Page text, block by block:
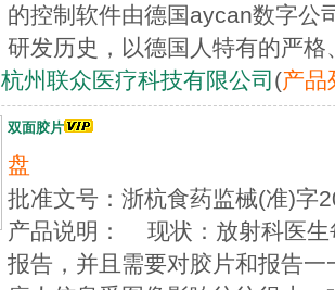
的控制软件由德国aycan数字公
研发历史，以德国人特有的严格
杭州联众医疗科技有限公司 (产品
双面胶片
盘
批准文号：浙杭食药监械(准)
产品说明： 现状：放射科医生
报告，并且需要对胶片和报告